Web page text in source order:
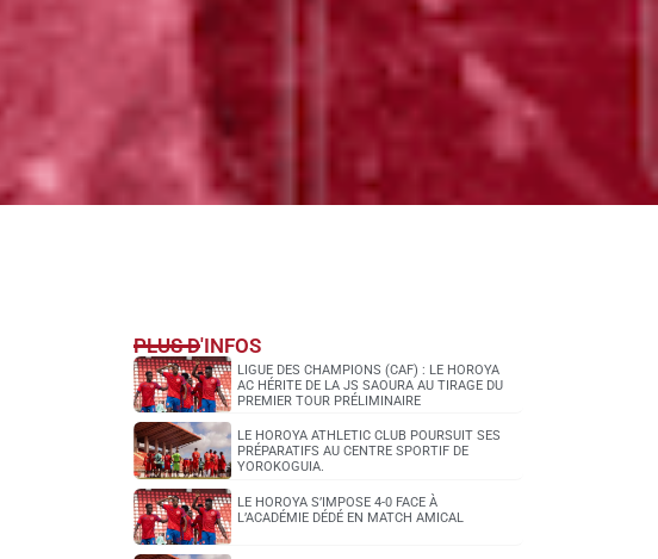
PLUS D'INFOS
LIGUE DES CHAMPIONS (CAF) : LE HOROYA
AC HÉRITE DE LA JS SAOURA AU TIRAGE DU
PREMIER TOUR PRÉLIMINAIRE
LE HOROYA ATHLETIC CLUB POURSUIT SES
PRÉPARATIFS AU CENTRE SPORTIF DE
YOROKOGUIA.
LE HOROYA S’IMPOSE 4-0 FACE À
L’ACADÉMIE DÉDÉ EN MATCH AMICAL